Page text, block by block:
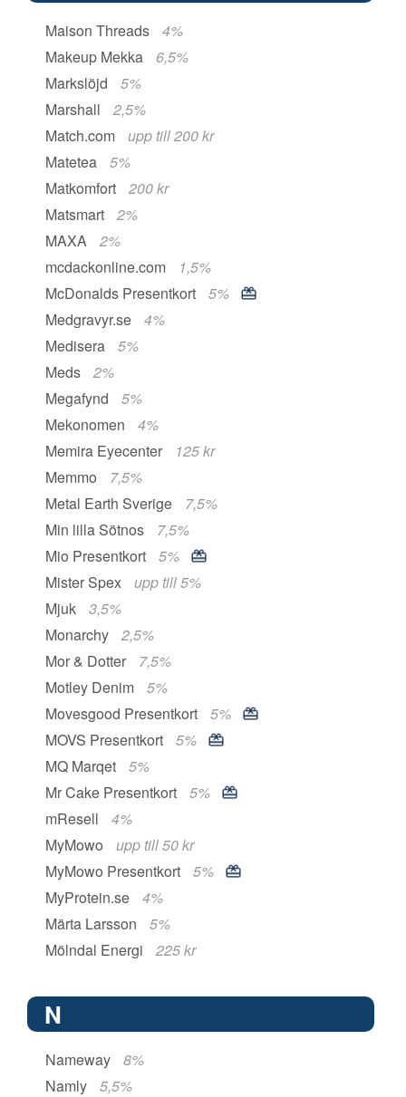
Maison Threads
4%
Makeup Mekka
6,5%
Markslöjd
5%
Marshall
2,5%
Match.com
upp till 200 kr
Matetea
5%
Matkomfort
200 kr
Matsmart
2%
MAXA
2%
mcdackonline.com
1,5%
McDonalds Presentkort
5%
Medgravyr.se
4%
Medisera
5%
Meds
2%
Megafynd
5%
Mekonomen
4%
Memira Eyecenter
125 kr
Memmo
7,5%
Metal Earth Sverige
7,5%
Min lilla Sötnos
7,5%
Mio Presentkort
5%
Mister Spex
upp till 5%
Mjuk
3,5%
Monarchy
2,5%
Mor & Dotter
7,5%
Motley Denim
5%
Movesgood Presentkort
5%
MOVS Presentkort
5%
MQ Marqet
5%
Mr Cake Presentkort
5%
mResell
4%
MyMowo
upp till 50 kr
MyMowo Presentkort
5%
MyProtein.se
4%
Märta Larsson
5%
Mölndal Energi
225 kr
N
Nameway
8%
Namly
5,5%